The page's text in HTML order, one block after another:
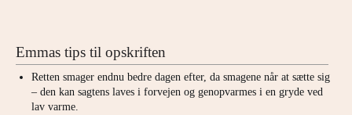
Emmas tips til opskriften
Retten smager endnu bedre dagen efter, da smagene når at sætte sig
– den kan sagtens laves i forvejen og genopvarmes i en gryde ved
lav varme.